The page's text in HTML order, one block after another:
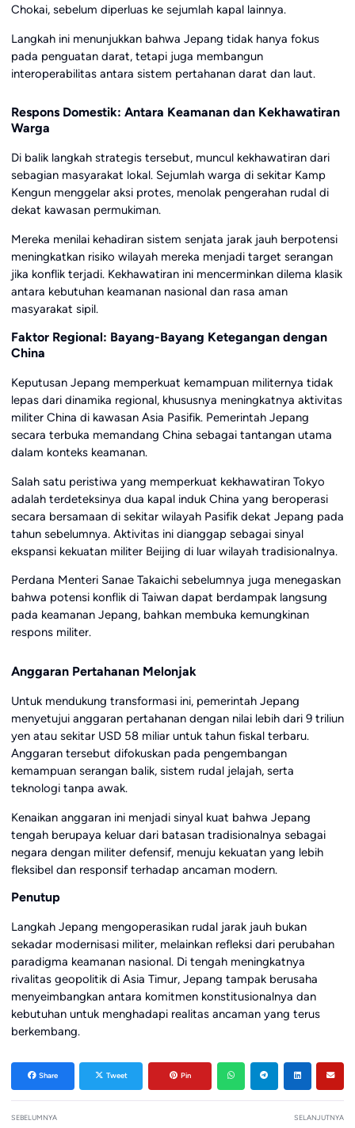
Chokai, sebelum diperluas ke sejumlah kapal lainnya.
Langkah ini menunjukkan bahwa Jepang tidak hanya fokus
pada penguatan darat, tetapi juga membangun
interoperabilitas antara sistem pertahanan darat dan laut.
Respons Domestik: Antara Keamanan dan Kekhawatiran
Warga
Di balik langkah strategis tersebut, muncul kekhawatiran dari
sebagian masyarakat lokal. Sejumlah warga di sekitar Kamp
Kengun menggelar aksi protes, menolak pengerahan rudal di
dekat kawasan permukiman.
Mereka menilai kehadiran sistem senjata jarak jauh berpotensi
meningkatkan risiko wilayah mereka menjadi target serangan
jika konflik terjadi. Kekhawatiran ini mencerminkan dilema klasik
antara kebutuhan keamanan nasional dan rasa aman
masyarakat sipil.
Faktor Regional: Bayang-Bayang Ketegangan dengan
China
Keputusan Jepang memperkuat kemampuan militernya tidak
lepas dari dinamika regional, khususnya meningkatnya aktivitas
militer China di kawasan Asia Pasifik. Pemerintah Jepang
secara terbuka memandang China sebagai tantangan utama
dalam konteks keamanan.
Salah satu peristiwa yang memperkuat kekhawatiran Tokyo
adalah terdeteksinya dua kapal induk China yang beroperasi
secara bersamaan di sekitar wilayah Pasifik dekat Jepang pada
tahun sebelumnya. Aktivitas ini dianggap sebagai sinyal
ekspansi kekuatan militer Beijing di luar wilayah tradisionalnya.
Perdana Menteri Sanae Takaichisebelumnya juga menegaskan
bahwa potensi konflik di Taiwan dapat berdampak langsung
pada keamanan Jepang, bahkan membuka kemungkinan
respons militer.
Anggaran Pertahanan Melonjak
Untuk mendukung transformasi ini, pemerintah Jepang
menyetujui anggaran pertahanan dengan nilai lebih dari 9 triliun
yen atau sekitar USD 58 miliar untuk tahun fiskal terbaru.
Anggaran tersebut difokuskan pada pengembangan
kemampuan serangan balik, sistem rudal jelajah, serta
teknologi tanpa awak.
Kenaikan anggaran ini menjadi sinyal kuat bahwa Jepang
tengah berupaya keluar dari batasan tradisionalnya sebagai
negara dengan militer defensif, menuju kekuatan yang lebih
fleksibel dan responsif terhadap ancaman modern.
Penutup
Langkah Jepang mengoperasikan rudal jarak jauh bukan
sekadar modernisasi militer, melainkan refleksi dari perubahan
paradigma keamanan nasional. Di tengah meningkatnya
rivalitas geopolitik di Asia Timur, Jepang tampak berusaha
menyeimbangkan antara komitmen konstitusionalnya dan
kebutuhan untuk menghadapi realitas ancaman yang terus
berkembang.
Share Tweet Pin
SEBELUMNYA SELANJUTNYA